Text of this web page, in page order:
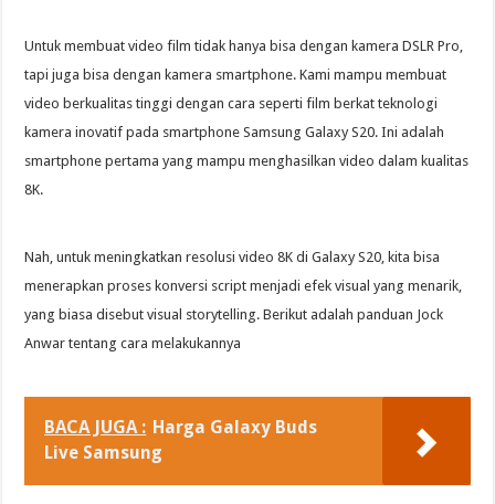
Untuk membuat video film tidak hanya bisa dengan kamera DSLR Pro,
tapi juga bisa dengan kamera smartphone. Kami mampu membuat
video berkualitas tinggi dengan cara seperti film berkat teknologi
kamera inovatif pada smartphone Samsung Galaxy S20. Ini adalah
smartphone pertama yang mampu menghasilkan video dalam kualitas
8K.
Nah, untuk meningkatkan resolusi video 8K di Galaxy S20, kita bisa
menerapkan proses konversi script menjadi efek visual yang menarik,
yang biasa disebut visual storytelling. Berikut adalah panduan Jock
Anwar tentang cara melakukannya
BACA JUGA : Harga Galaxy Buds
Live Samsung